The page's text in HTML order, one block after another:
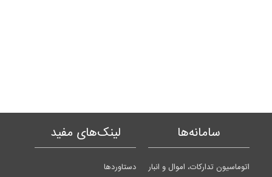
سامانه‌ها
اتوماسیون تدارکات، اموال و انبار
لینک‌های مفید
دستاوردها